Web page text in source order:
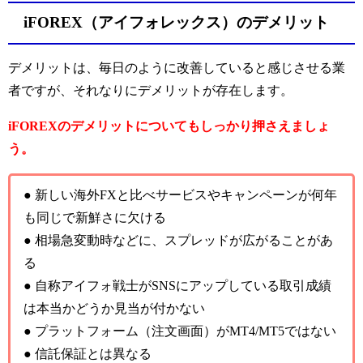
iFOREX（アイフォレックス）のデメリット
デメリットは、毎日のように改善していると感じさせる業
者ですが、それなりにデメリットが存在します。
iFOREXのデメリットについてもしっかり押さえましょ
う。
● 新しい海外FXと比べサービスやキャンペーンが何年
も同じで新鮮さに欠ける
● 相場急変動時などに、スプレッドが広がることがあ
る
● 自称アイフォ戦士がSNSにアップしている取引成績
は本当かどうか見当が付かない
● プラットフォーム（注文画面）がMT4/MT5ではない
● 信託保証とは異なる